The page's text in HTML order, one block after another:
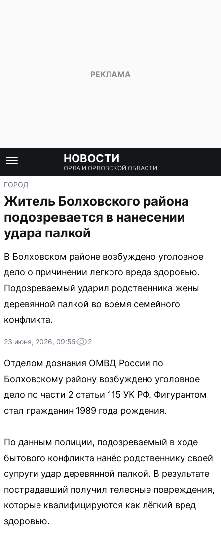
НОВОСТИ
ОРЛА И ОРЛОВСКОЙ ОБЛАСТИ
ГОРОД
Житель Болховского района
подозревается в нанесении
удара палкой
В Болховском районе возбуждено уголовное
дело о причинении легкого вреда здоровью.
Подозреваемый ударил родственника жены
деревянной палкой во время семейного
конфликта.
23 июня, 2026, 09:55 2
Отделом дознания ОМВД России по
Болховскому району возбуждено уголовное
дело по части 2 статьи 115 УК РФ. Фигурантом
стал гражданин 1989 года рождения.
По данным полиции, подозреваемый в ходе
бытового конфликта нанёс родственнику своей
супруги удар деревянной палкой. В результате
пострадавший получил телесные повреждения,
которые квалифицируются как лёгкий вред
здоровью.